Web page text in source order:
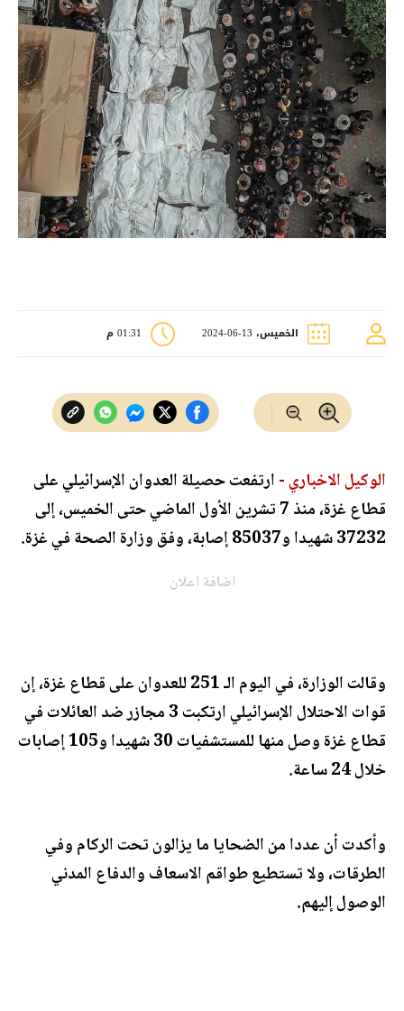
الخميس، 13-06-2024 01:31 م
الوكيل الاخباري -ارتفعت حصيلة العدوان الإسرائيلي على
قطاع غزة، منذ 7 تشرين الأول الماضي حتى الخميس، إلى
37232 شهيدا و85037 إصابة، وفق وزارة الصحة في غزة.
اضافة اعلان
وقالت الوزارة، في اليوم الـ 251 للعدوان على قطاع غزة، إن
قوات الاحتلال الإسرائيلي ارتكبت 3 مجازر ضد العائلات في
قطاع غزة وصل منها للمستشفيات 30 شهيدا و105 إصابات
خلال 24 ساعة.
وأكدت أن عددا من الضحايا ما يزالون تحت الركام وفي
الطرقات، ولا تستطيع طواقم الاسعاف والدفاع المدني
الوصول إليهم.